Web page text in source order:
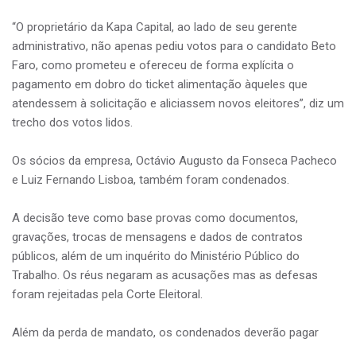
“O proprietário da Kapa Capital, ao lado de seu gerente
administrativo, não apenas pediu votos para o candidato Beto
Faro, como prometeu e ofereceu de forma explícita o
pagamento em dobro do ticket alimentação àqueles que
atendessem à solicitação e aliciassem novos eleitores”, diz um
trecho dos votos lidos.
Os sócios da empresa, Octávio Augusto da Fonseca Pacheco
e Luiz Fernando Lisboa, também foram condenados.
A decisão teve como base provas como documentos,
gravações, trocas de mensagens e dados de contratos
públicos, além de um inquérito do Ministério Público do
Trabalho. Os réus negaram as acusações mas as defesas
foram rejeitadas pela Corte Eleitoral.
Além da perda de mandato, os condenados deverão pagar